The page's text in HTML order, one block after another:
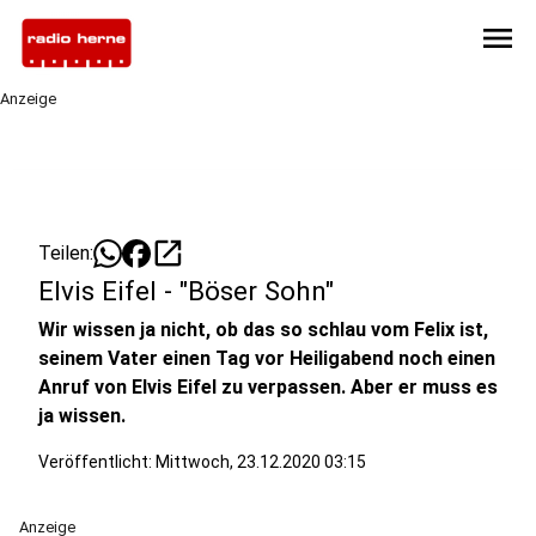
menu
Anzeige
Teilen: open_in_new
Elvis Eifel - "Böser Sohn"
Wir wissen ja nicht, ob das so schlau vom Felix ist,
seinem Vater einen Tag vor Heiligabend noch einen
Anruf von Elvis Eifel zu verpassen. Aber er muss es
ja wissen.
Veröffentlicht: Mittwoch, 23.12.2020 03:15
Anzeige